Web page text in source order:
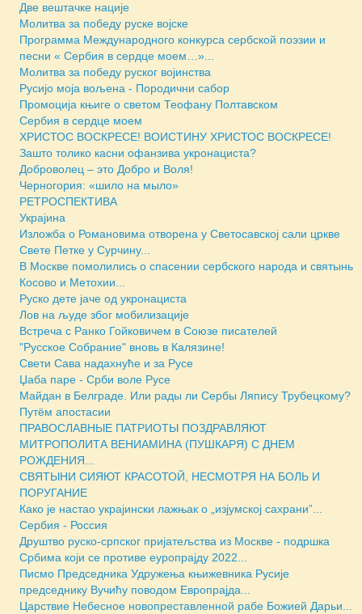
Две вештачке нације
Молитва за победу руске војске
Программа Международного конкурса сербской поэзии и
песни « Сербия в сердце моем…»...
Молитва за победу руског војинства
Русијо моја вољена - Породични сабор
Промоција књиге о светом Теофану Полтавском
Сербия в сердце моем
ХРИСТОС ВОСКРЕСЕ! ВОИСТИНУ ХРИСТОС ВОСКРЕСЕ!
Зашто толико касни офанзива укронациста?
Доброволец – это Добро и Воля!
Черногория: «шило на мыло»
РЕТРОСПЕКТИВА
Украјина
Изложба о Романовима отворена у Светосавској сали цркве
Свете Петке у Сурчину...
В Москве помолились о спасении сербского народа и святынь
Косово и Метохии...
Руско дете јаче од укронациста
Лов на људе због мобилизације
Встреча с Ранко Гойковичем в Союзе писателей
"Русское Собрание" вновь в Калязине!
Свети Сава надахнуће и за Русе
Џаба паре - Срби воле Русе
Майдан в Белграде. Или рады ли Сербы Ляпису Трубецкому?
Путём апостасии
ПРАВОСЛАВНЫЕ ПАТРИОТЫ ПОЗДРАВЛЯЮТ
МИТРОПОЛИТА ВЕНИАМИНА (ПУШКАРЯ) С ДНЕМ
РОЖДЕНИЯ...
СВЯТЫНИ СИЯЮТ КРАСОТОЙ, НЕСМОТРЯ НА БОЛЬ И
ПОРУГАНИЕ
Како је настао украјински лажњак о „изјумској сахрани”...
Сербия - Россия
Друштво руско-српског пријатељства из Москве - подршка
Србима који се противе eуропрајду 2022...
Писмо Председника Удружења књижевника Русије
председнику Вучићу поводом Европрајда...
Царствие Небесное новопреставленной рабе Божией Дарьи...